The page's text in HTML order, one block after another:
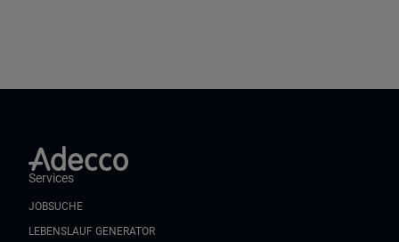
Services
JOBSUCHE
LEBENSLAUF GENERATOR